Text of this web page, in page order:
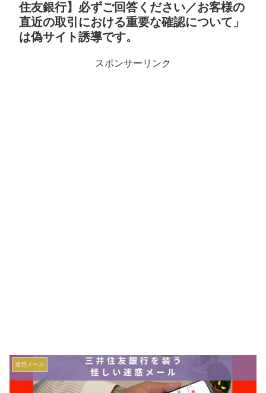
住友銀行】必ずご回答ください／お客様の
直近の取引における重要な確認について」
は偽サイト誘導です。
スポンサーリンク
迷惑メール